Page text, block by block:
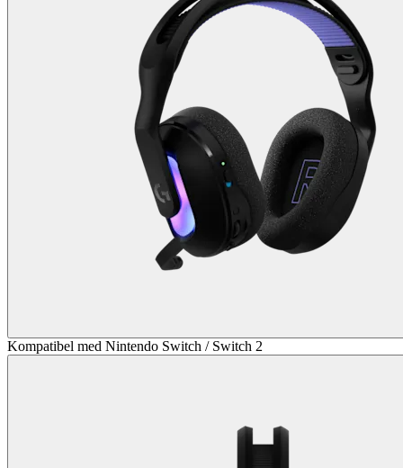
Kompatibel med Nintendo Switch / Switch 2